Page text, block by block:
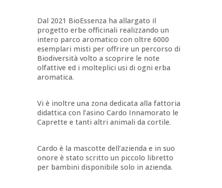
Dal 2021 BioEssenza ha allargato il
progetto erbe officinali realizzando un
intero parco aromatico con oltre 6000
esemplari misti per offrire un percorso di
Biodiversità volto a scoprire le note
olfattive ed i molteplici usi di ogni erba
aromatica.
Vi è inoltre una zona dedicata alla fattoria
didattica con l’asino Cardo Innamorato le
Caprette e tanti altri animali da cortile.
Cardo è la mascotte dell’azienda e in suo
onore è stato scritto un piccolo libretto
per bambini disponibile solo in azienda.